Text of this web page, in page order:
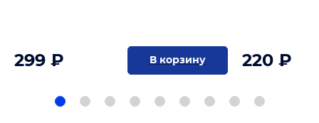
299 ₽ В корзину 220 ₽